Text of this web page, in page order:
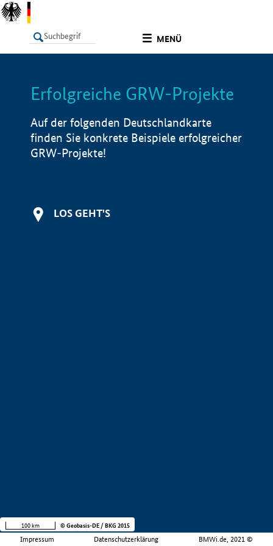
MENÜ
LISTE Info
Erfolgreiche GRW-Projekte
Auf der folgenden Deutschlandkarte
finden Sie konkrete Beispiele erfolgreicher
GRW-Projekte!
LOS GEHT'S
Impressum Datenschutzerklärung BMWi.de, 2021 ©
100 km © Geobasis-DE / BKG 2015